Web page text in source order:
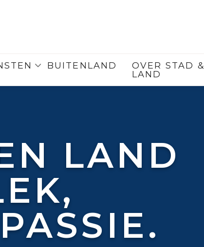
BUITENLAND
OVER STAD &
LAND
LAND